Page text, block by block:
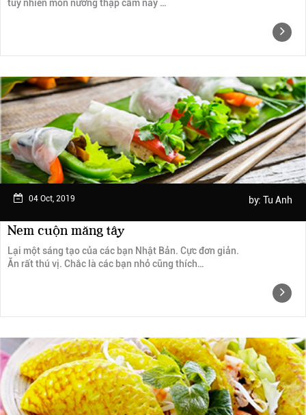
tuy nhiên món nướng thập cẩm này …
04 Oct, 2019 by: Tu Anh
Nem cuộn măng tây
Lại một sáng tạo của các bạn Nhật Bản. Cực đơn giản.
Ăn rất thú vị. Chắc là các bạn nhỏ cũng thích…